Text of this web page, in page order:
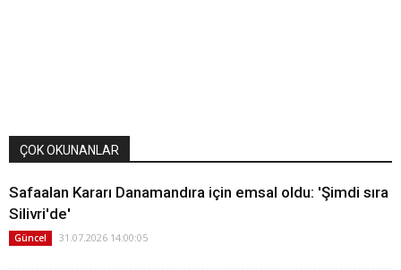
ÇOK OKUNANLAR
Safaalan Kararı Danamandıra için emsal oldu: 'Şimdi sıra
Silivri'de'
Güncel 31.07.2026 14:00:05